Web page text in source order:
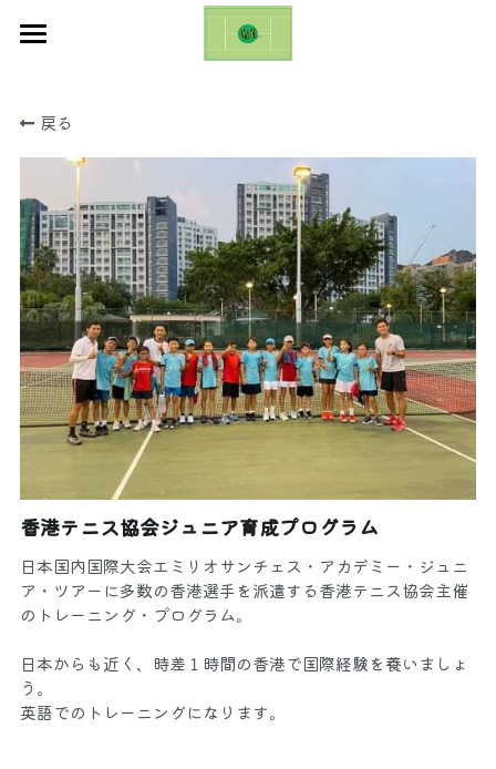
お知らせ
ギャラリー
お問い合わせ
ブログ
Emilio Sanchez Academy Cup
日本語
日本語
English
戻る
香港テニス協会ジュニア育成プログラム
日本国内国際大会エミリオサンチェス・アカデミー・ジュニ
ア・ツアーに多数の香港選手を派遣する香港テニス協会主催
のトレーニング・プログラム。
日本からも近く、時差１時間の香港で国際経験を養いましょ
う。
英語でのトレーニングになります。